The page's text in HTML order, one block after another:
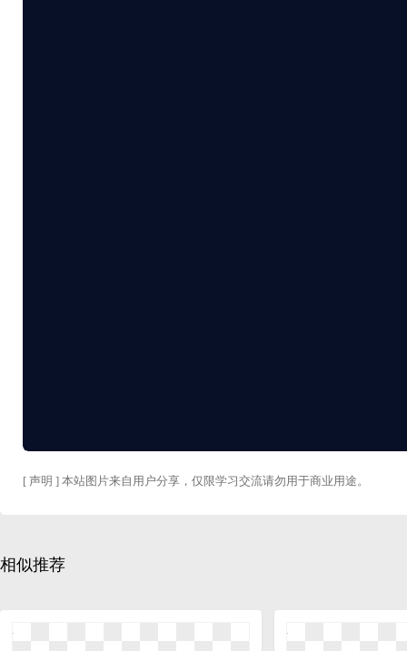
[ 声明 ] 本站图片来自用户分享，仅限学习交流请勿用于商业用途。
相似推荐